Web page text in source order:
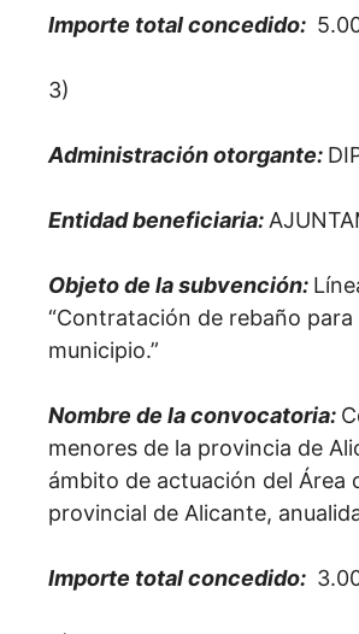
Importe total concedido:
3)
Administración otorgante:
Entidad beneficiaria:
Objeto de la subvención:
“Contratación de rebaño
municipio.”
Nombre de la convocatoria:
menores de la provincia de
ámbito de actuación del Área
provincial de Alicante,
Importe total concedido: